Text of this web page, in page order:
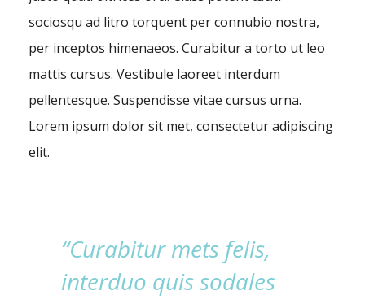
sociosqu ad litro torquent per connubio nostra,
per inceptos himenaeos. Curabitur a torto ut leo
mattis cursus. Vestibule laoreet interdum
pellentesque. Suspendisse vitae cursus urna.
Lorem ipsum dolor sit met, consectetur adipiscing
elit.
“Curabitur mets felis,
interduo quis sodales